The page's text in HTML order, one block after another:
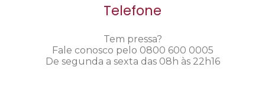
Telefone
Tem pressa?
Fale conosco pelo 0800 600 0005
De segunda a sexta das 08h às 22h16